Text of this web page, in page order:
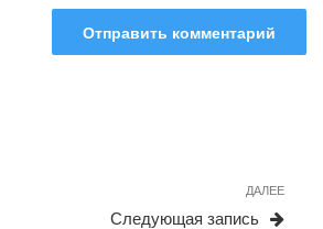
ДАЛЕЕ
Следующая запись